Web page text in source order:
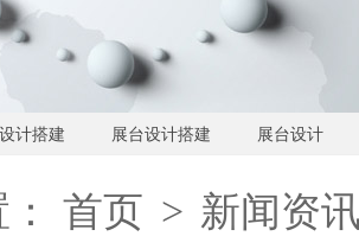
计搭建 展台设计搭建 展台设计
首页 > 新闻资